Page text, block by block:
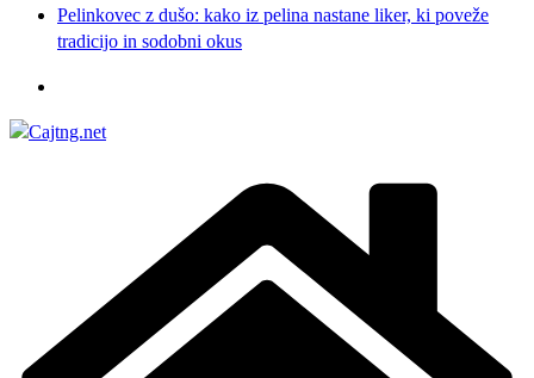
Pelinkovec z dušo: kako iz pelina nastane liker, ki poveže
tradicijo in sodobni okus